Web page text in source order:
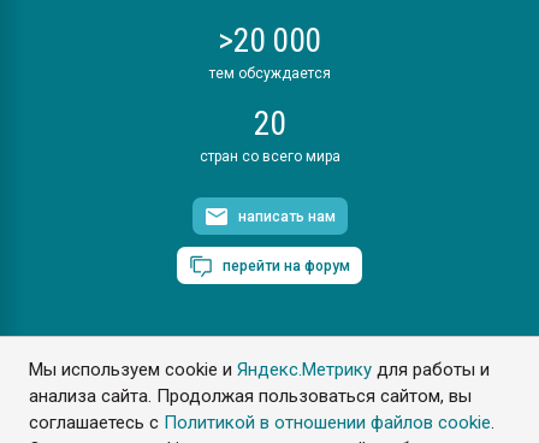
Мы используем cookie иЯндекс.Метрику для работы и
анализа сайта. Продолжая пользоваться сайтом, вы
соглашаетесь с Политикой в отношении файлов cookie.
>20 000
тем обсуждается
20
стран со всего мира
написать нам
перейти на форум
ПластЭксперт © 2006. Все права защищены
Разрешается копирование материалов сайта с обязательной
ссылкой на www.e-plastic.ru